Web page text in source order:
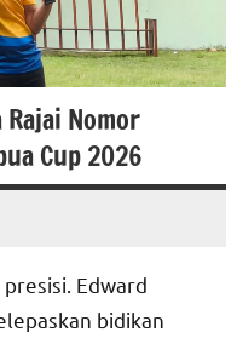
Nomor
Cup 2026
Edward
bidikan